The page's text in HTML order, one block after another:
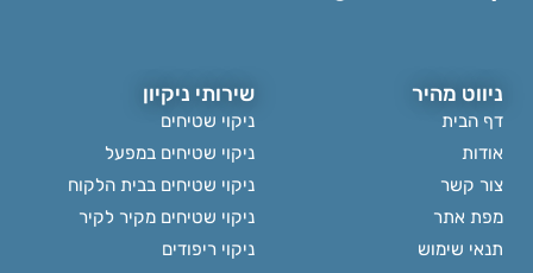
ניווט מהיר
דף הבית
אודות
צור קשר
מפת אתר
תנאי שימוש
שירותי ניקיון
ניקוי שטיחים
ניקוי שטיחים במפעל
ניקוי שטיחים בבית הלקוח
ניקוי שטיחים מקיר לקיר
ניקוי ריפודים